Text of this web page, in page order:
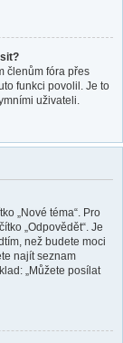
členům fóra přes
funkci povolil. Je to
uživateli.
„Nové téma“. Pro
„Odpovědět“. Je
než budete moci
najít seznam
„Můžete posílat